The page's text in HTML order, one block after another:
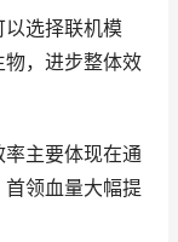
选择联机模
，进步整体效
主要体现在通
领血量大幅提